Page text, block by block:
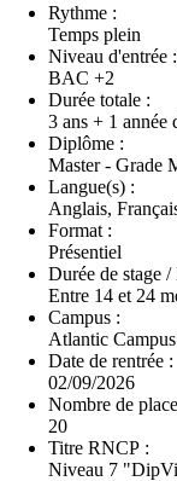
Rythme :
Temps plein
Niveau d'entrée :
BAC +2
Durée totale :
3 ans + 1 année
Diplôme :
Master - Grade
Langue(s) :
Anglais,
Format :
Présentiel
Durée de stage
Entre 14 et 24
Campus :
Atlantic
Date de rentrée :
02/09/2026
Nombre de
20
Titre RNCP :
Niveau 7